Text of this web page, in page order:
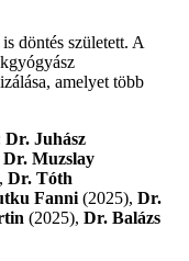
döntés született. A
amelyet több
Dr. Juhász
Dr. Muzslay
Dr. Tóth
Fanni (2025), Dr.
(2025), Dr. Balázs